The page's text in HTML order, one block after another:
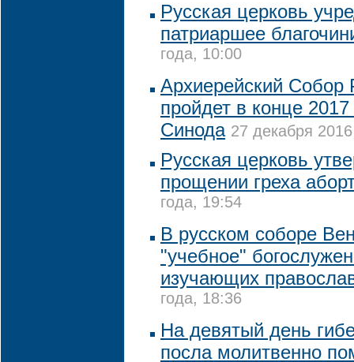
Русская церковь
патриаршее
года, 10:00
Архиерейский Собор
пройдет в конце
Синода 27 декабря
Русская церковь
прощении греха
года, 19:54
В русском соборе
"учебное"
изучающих
года, 18:36
На девятый день
посла молитвенно